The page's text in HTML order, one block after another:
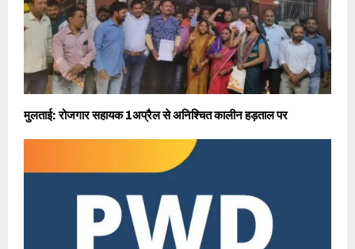
मुलताई: रोजगार सहायक 1अप्रैल से अनिश्चित कालीन हड़ताल पर